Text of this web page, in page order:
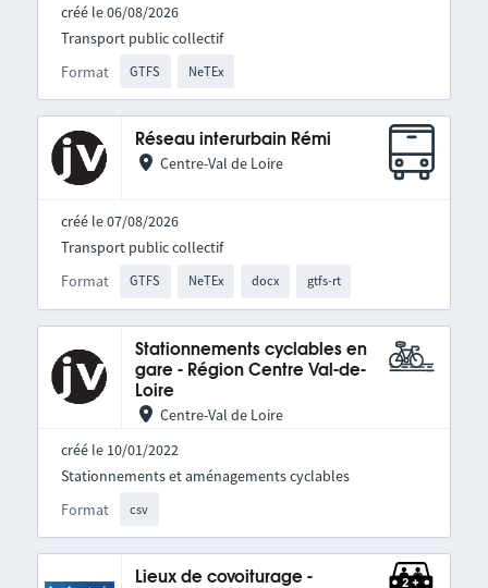
créé le 06/08/2026
Format GTFS NeTEx
Transport public collectif
Réseau interurbain Rémi
Centre-Val de Loire
créé le 07/08/2026
Format GTFS NeTEx docx gtfs-rt
Transport public collectif
Stationnements cyclables en
gare - Région Centre Val-de-
Loire
Centre-Val de Loire
créé le 10/01/2022
Format csv
Stationnements et aménagements cyclables
Lieux de covoiturage -